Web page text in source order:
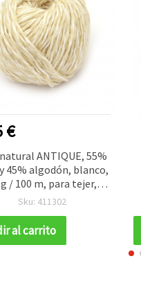
€
ANTIQUE, 55%
45% algodón, blanco,
/ 100 m, para tejer,
y manualidades
Sku: 411302
al carrito